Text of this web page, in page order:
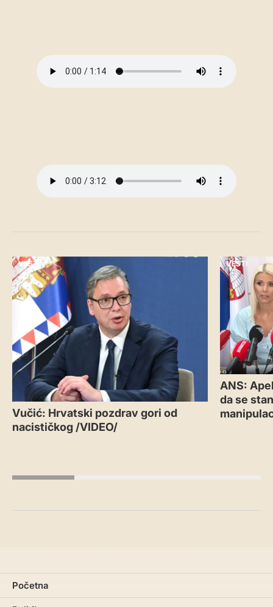
VESTI
Vučić: Hrvatski pozdrav gori od
nacističkog /VIDEO/
VESTI
ANS:
da se
Početna